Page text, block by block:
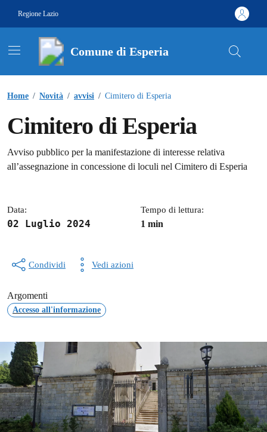
Regione Lazio
Comune di Esperia
Home / Novità / avvisi / Cimitero di Esperia
Cimitero di Esperia
Dettagli della notizia
Avviso pubblico per la manifestazione di interesse relativa
all’assegnazione in concessione di loculi nel Cimitero di Esperia
Data:
02 Luglio 2024
Tempo di lettura:
1 min
Condividi Vedi azioni
Argomenti
Accesso all'informazione